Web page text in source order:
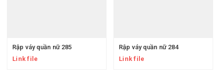
Rập váy quần nữ 285
Link file
Rập váy quần nữ 284
Link file